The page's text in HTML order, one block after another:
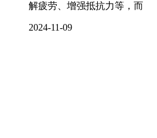
解疲劳、增强抵抗力等，而
2024-11-09